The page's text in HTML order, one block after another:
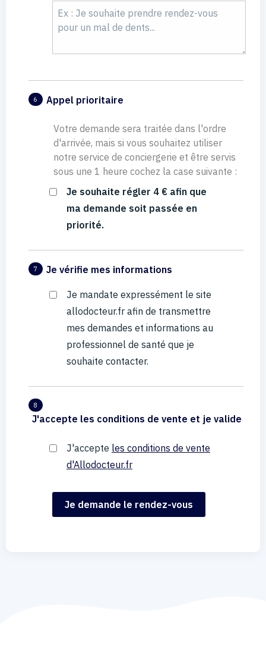
6 Appel prioritaire
Votre demande sera traitée dans l'ordre
d'arrivée, mais si vous souhaitez utiliser
notre service de conciergerie et être servis
sous une 1 heure cochez la case suivante :
Je souhaite régler 4 € afin que
ma demande soit passée en
priorité.
7 Je vérifie mes informations
Je mandate expressément le site
allodocteur.fr afin de transmettre
mes demandes et informations au
professionnel de santé que je
souhaite contacter.
8
J'accepte les conditions de vente et je valide
J'accepte les conditions de vente
d'Allodocteur.fr